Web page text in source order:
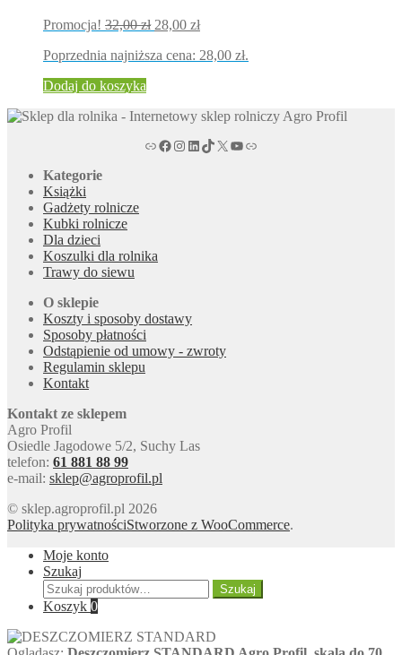
Promocja! 32,00zł Pierwotna
wynosiła:
28,00 złAktualna
wynosi:
Poprzednia najniższa cena: 28,00 zł.
Dodaj do koszyka
agroprofil.pl
Facebook magazyn rolniczy Agro Profilmagazyn rolniczy Agro Profil na portalu Instagram
magazyn rolniczy Agro Profil w serwisie LinkedIn
magazyn rolniczy Agro Profil w serwisie TikTok
X Kanał tv magazynu rolniczego Agro Profil na YouTub
Link
Kategorie
Książki
Gadżety rolnicze
Kubki rolnicze
Dla dzieci
Koszulki dla rolnika
Trawy do siewu
O sklepie
Koszty i sposoby dostawy
Sposoby płatności
Odstąpienie od umowy - zwroty
Regulamin sklepu
Kontakt
Kontakt ze sklepem
Agro Profil
Osiedle Jagodowe 5/2, Suchy Las
telefon: 61 881 88 99
e-mail: sklep@agroprofil.pl
© sklep.agroprofil.pl 2026
Polityka prywatnościStworzone z WooCommerce.
Moje konto
Szukaj
Szukaj:
Szukaj
Koszyk 0